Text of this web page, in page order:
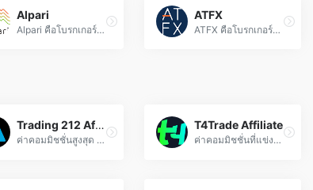
Alpari
Alpari คือโบรกเกอร์ฟอเร็กซ์ระดับโลก ให้บริการเทรดสกุลเงิน คอนแทรกต์ส่วนต่าง (CFD) และเครื่องมือทางการเงินอื่นๆ ด้วยเทคโนโลยีที่รวดเร็วและน่าเชื่อถือ
ATFX
ATFX คือโบรกเกอร์สัญญาแตกต่างชั้นนำระดับโลก ที่ได้รับใบอนุญาตจาก FCA และ SCA ให้บริการเทรด MT4/MT5 ด้วยสเปรดต่ำ
Trading 212 Affiliate
ค่าคอมมิชชั่นสูงสุด $1000 ต่อบัญชี พร้อมโครงสร้างการจ่ายเงินที่ยืดหยุ่นสำหรับพันธมิตร
T4Trade Affiliate
ค่าคอมมิชชั่นที่แข่งขันได้ และการสนับสนุนที่ปรับแต่งเฉพาะ เพื่อเพิ่มรายได้ออนไลน์ของคุณ